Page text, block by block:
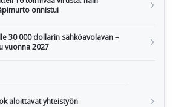
onnistui
30 000 dollarin sähköavolavan –
vuonna 2027
aloittavat yhteistyön